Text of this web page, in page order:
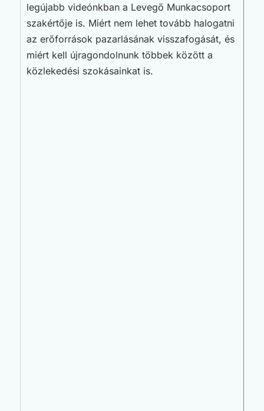
legújabb videónkban a Levegő Munkacsoport
szakértője is. Miért nem lehet tovább halogatni
az erőforrások pazarlásának visszafogását, és
miért kell újragondolnunk többek között a
közlekedési szokásainkat is.